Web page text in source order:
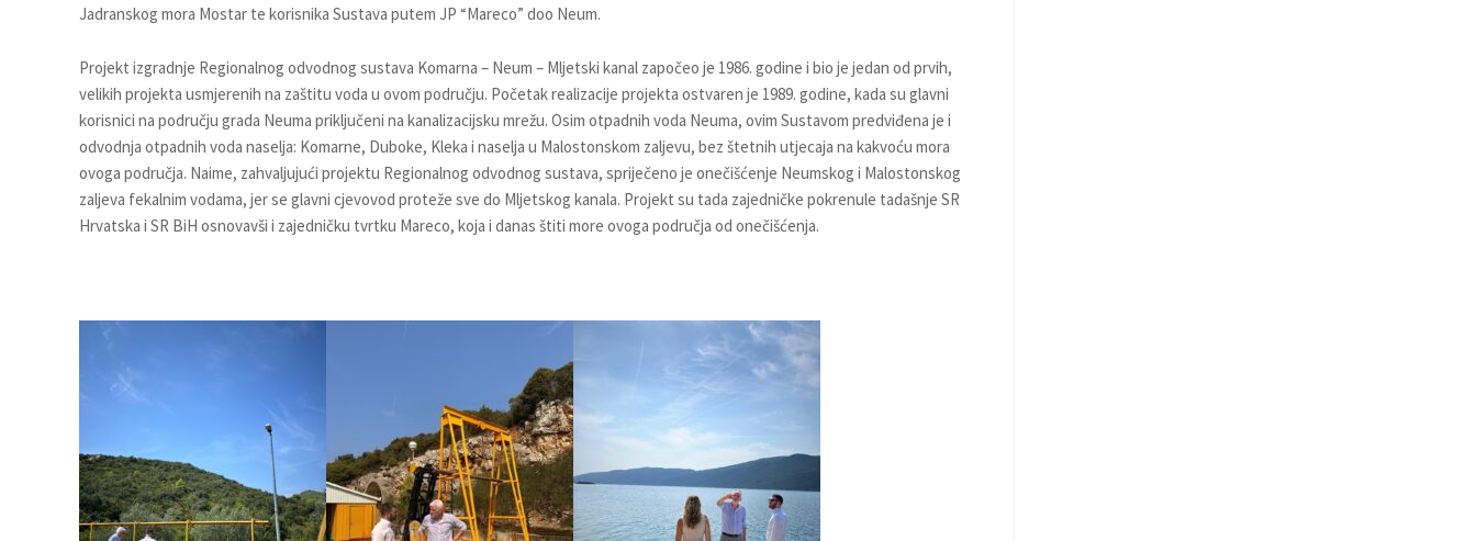
Jadranskog mora Mostar te korisnika Sustava putem JP “Mareco” doo Neum.
Projekt izgradnje Regionalnog odvodnog sustava Komarna – Neum – Mljetski kanal započeo je 1986. godine i bio je jedan od prvih,
velikih projekta usmjerenih na zaštitu voda u ovom području. Početak realizacije projekta ostvaren je 1989. godine, kada su glavni
korisnici na području grada Neuma priključeni na kanalizacijsku mrežu. Osim otpadnih voda Neuma, ovim Sustavom predviđena je i
odvodnja otpadnih voda naselja: Komarne, Duboke, Kleka i naselja u Malostonskom zaljevu, bez štetnih utjecaja na kakvoću mora
ovoga područja. Naime, zahvaljujući projektu Regionalnog odvodnog sustava, spriječeno je onečišćenje Neumskog i Malostonskog
zaljeva fekalnim vodama, jer se glavni cjevovod proteže sve do Mljetskog kanala. Projekt su tada zajedničke pokrenule tadašnje SR
Hrvatska i SR BiH osnovavši i zajedničku tvrtku Mareco, koja i danas štiti more ovoga područja od onečišćenja.